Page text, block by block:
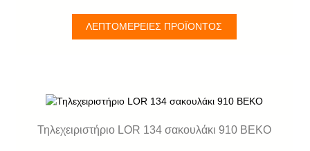
ΛΕΠΤΟΜΈΡΕΙΕΣ ΠΡΟΪΌΝΤΟΣ
Τηλεχειριστήριο LOR 134 σακουλάκι 910 BEKO